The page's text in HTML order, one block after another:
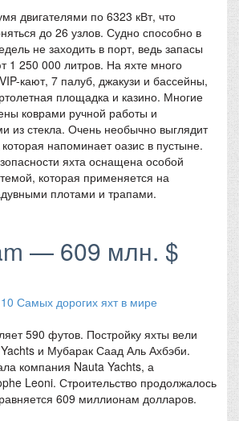
двигателями по 6323 кВт, что
до 26 узлов. Судно способно в
не заходить в порт, ведь запасы
1 250 000 литров. На яхте много
кают, 7 палуб, джакузи и бассейны,
площадка и казино. Многие
коврами ручной работы и
из стекла. Очень необычно выглядит
напоминает оазис в пустыне.
яхта оснащена особой
которая применяется на
плотами и трапами.
— 609 млн. $
590 футов. Постройку яхты вели
и Мубарак Саад Аль Ахбэби.
компания Nauta Yachts, а
Leoni. Строительство продолжалось
609 миллионам долларов.